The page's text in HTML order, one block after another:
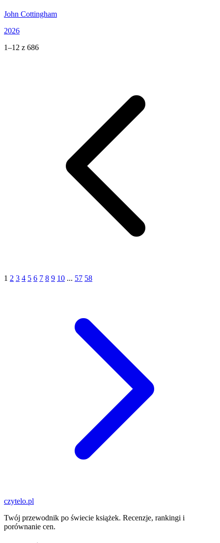
John Cottingham
2026
1–12 z 686
1 2 3 4 5 6 7 8 9 10 ... 57 58
czytelo.pl
Twój przewodnik po świecie książek. Recenzje, rankingi i
porównanie cen.